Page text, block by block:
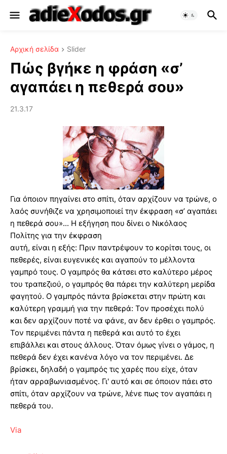
Αρχική σελίδα Slider
Πώς βγήκε η φράση «σ’
αγαπάει η πεθερά σου»
21.3.17
Για όποιον πηγαίνει στο σπίτι, όταν αρχίζουν να τρώνε, ο
λαός συνήθιζε να χρησιμοποιεί την έκφραση «σ’ αγαπάει
η πεθερά σου»... Η εξήγηση που δίνει ο Νικόλαος
Πολίτης για την έκφραση
αυτή, είναι η εξής: Πριν παντρέψουν το κορίτσι τους, οι
πεθερές, είναι ευγενικές και αγαπούν το μέλλοντα
γαμπρό τους. Ο γαμπρός θα κάτσει στο καλύτερο μέρος
του τραπεζιού, ο γαμπρός θα πάρει την καλύτερη μερίδα
φαγητού. Ο γαμπρός πάντα βρίσκεται στην πρώτη και
καλύτερη γραμμή για την πεθερά: Τον προσέχει πολύ
και δεν αρχίζουν ποτέ να φάνε, αν δεν έρθει ο γαμπρός.
Τον περιμένει πάντα η πεθερά και αυτό το έχει
επιβάλλει και στους άλλους. Όταν όμως γίνει ο γάμος, η
πεθερά δεν έχει κανένα λόγο να τον περιμένει. Δε
βρίσκει, δηλαδή ο γαμπρός τις χαρές που είχε, όταν
ήταν αρραβωνιασμένος. Γι' αυτό και σε όποιον πάει στο
σπίτι, όταν αρχίζουν να τρώνε, λένε πως τον αγαπάει η
πεθερά του.
Via